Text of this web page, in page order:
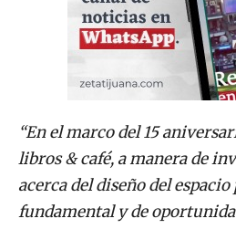
“En el marco del 15
libros & café, a manera de
acerca del diseño del
fundamental y de